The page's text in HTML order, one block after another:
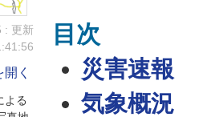
: 更新
く
よる
目次
災害速報
気象概況